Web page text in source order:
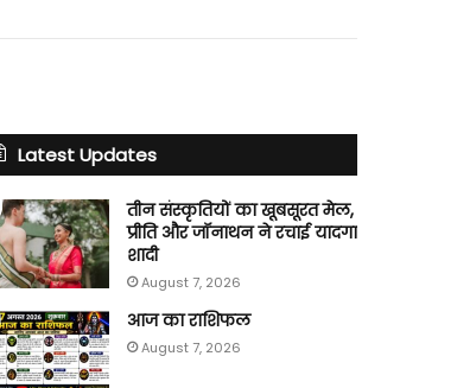
Latest Updates
तीन संस्कृतियों का खूबसूरत मेल,
प्रीति और जॉनाथन ने रचाई यादगार
शादी
August 7, 2026
आज का राशिफल
August 7, 2026